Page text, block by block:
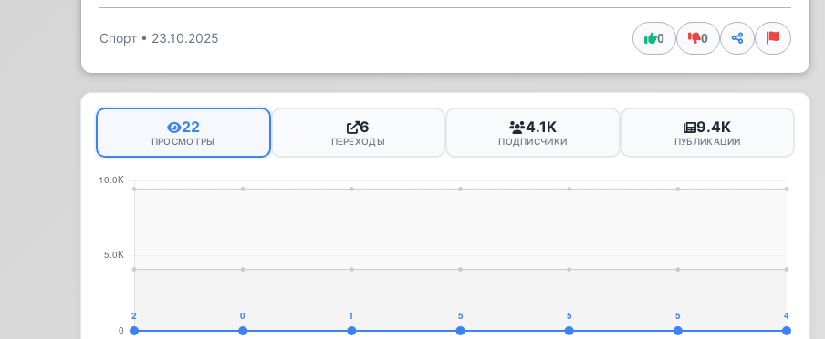
Спорт • 23.10.2025 0 0
22
ПРОСМОТРЫ
6
ПЕРЕХОДЫ
4.1K
ПОДПИСЧИКИ
9.4K
ПУБЛИКАЦИИ